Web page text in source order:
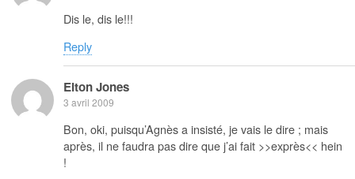
Dis le, dis le!!!
Reply
Elton Jones
3 avril 2009
Bon, oki, puisqu’Agnès a insisté, je vais le dire ; mais
après, il ne faudra pas dire que j’ai fait >>exprès<< hein
!